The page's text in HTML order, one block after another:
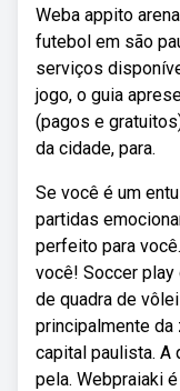
Weba appito
futebol em são
serviços
jogo, o guia
(pagos e
da cidade, para.
Se você é um
partidas
perfeito para
você! Soccer play
de quadra de
principalmente da
capital paulista. A
pela. Webpraiaki